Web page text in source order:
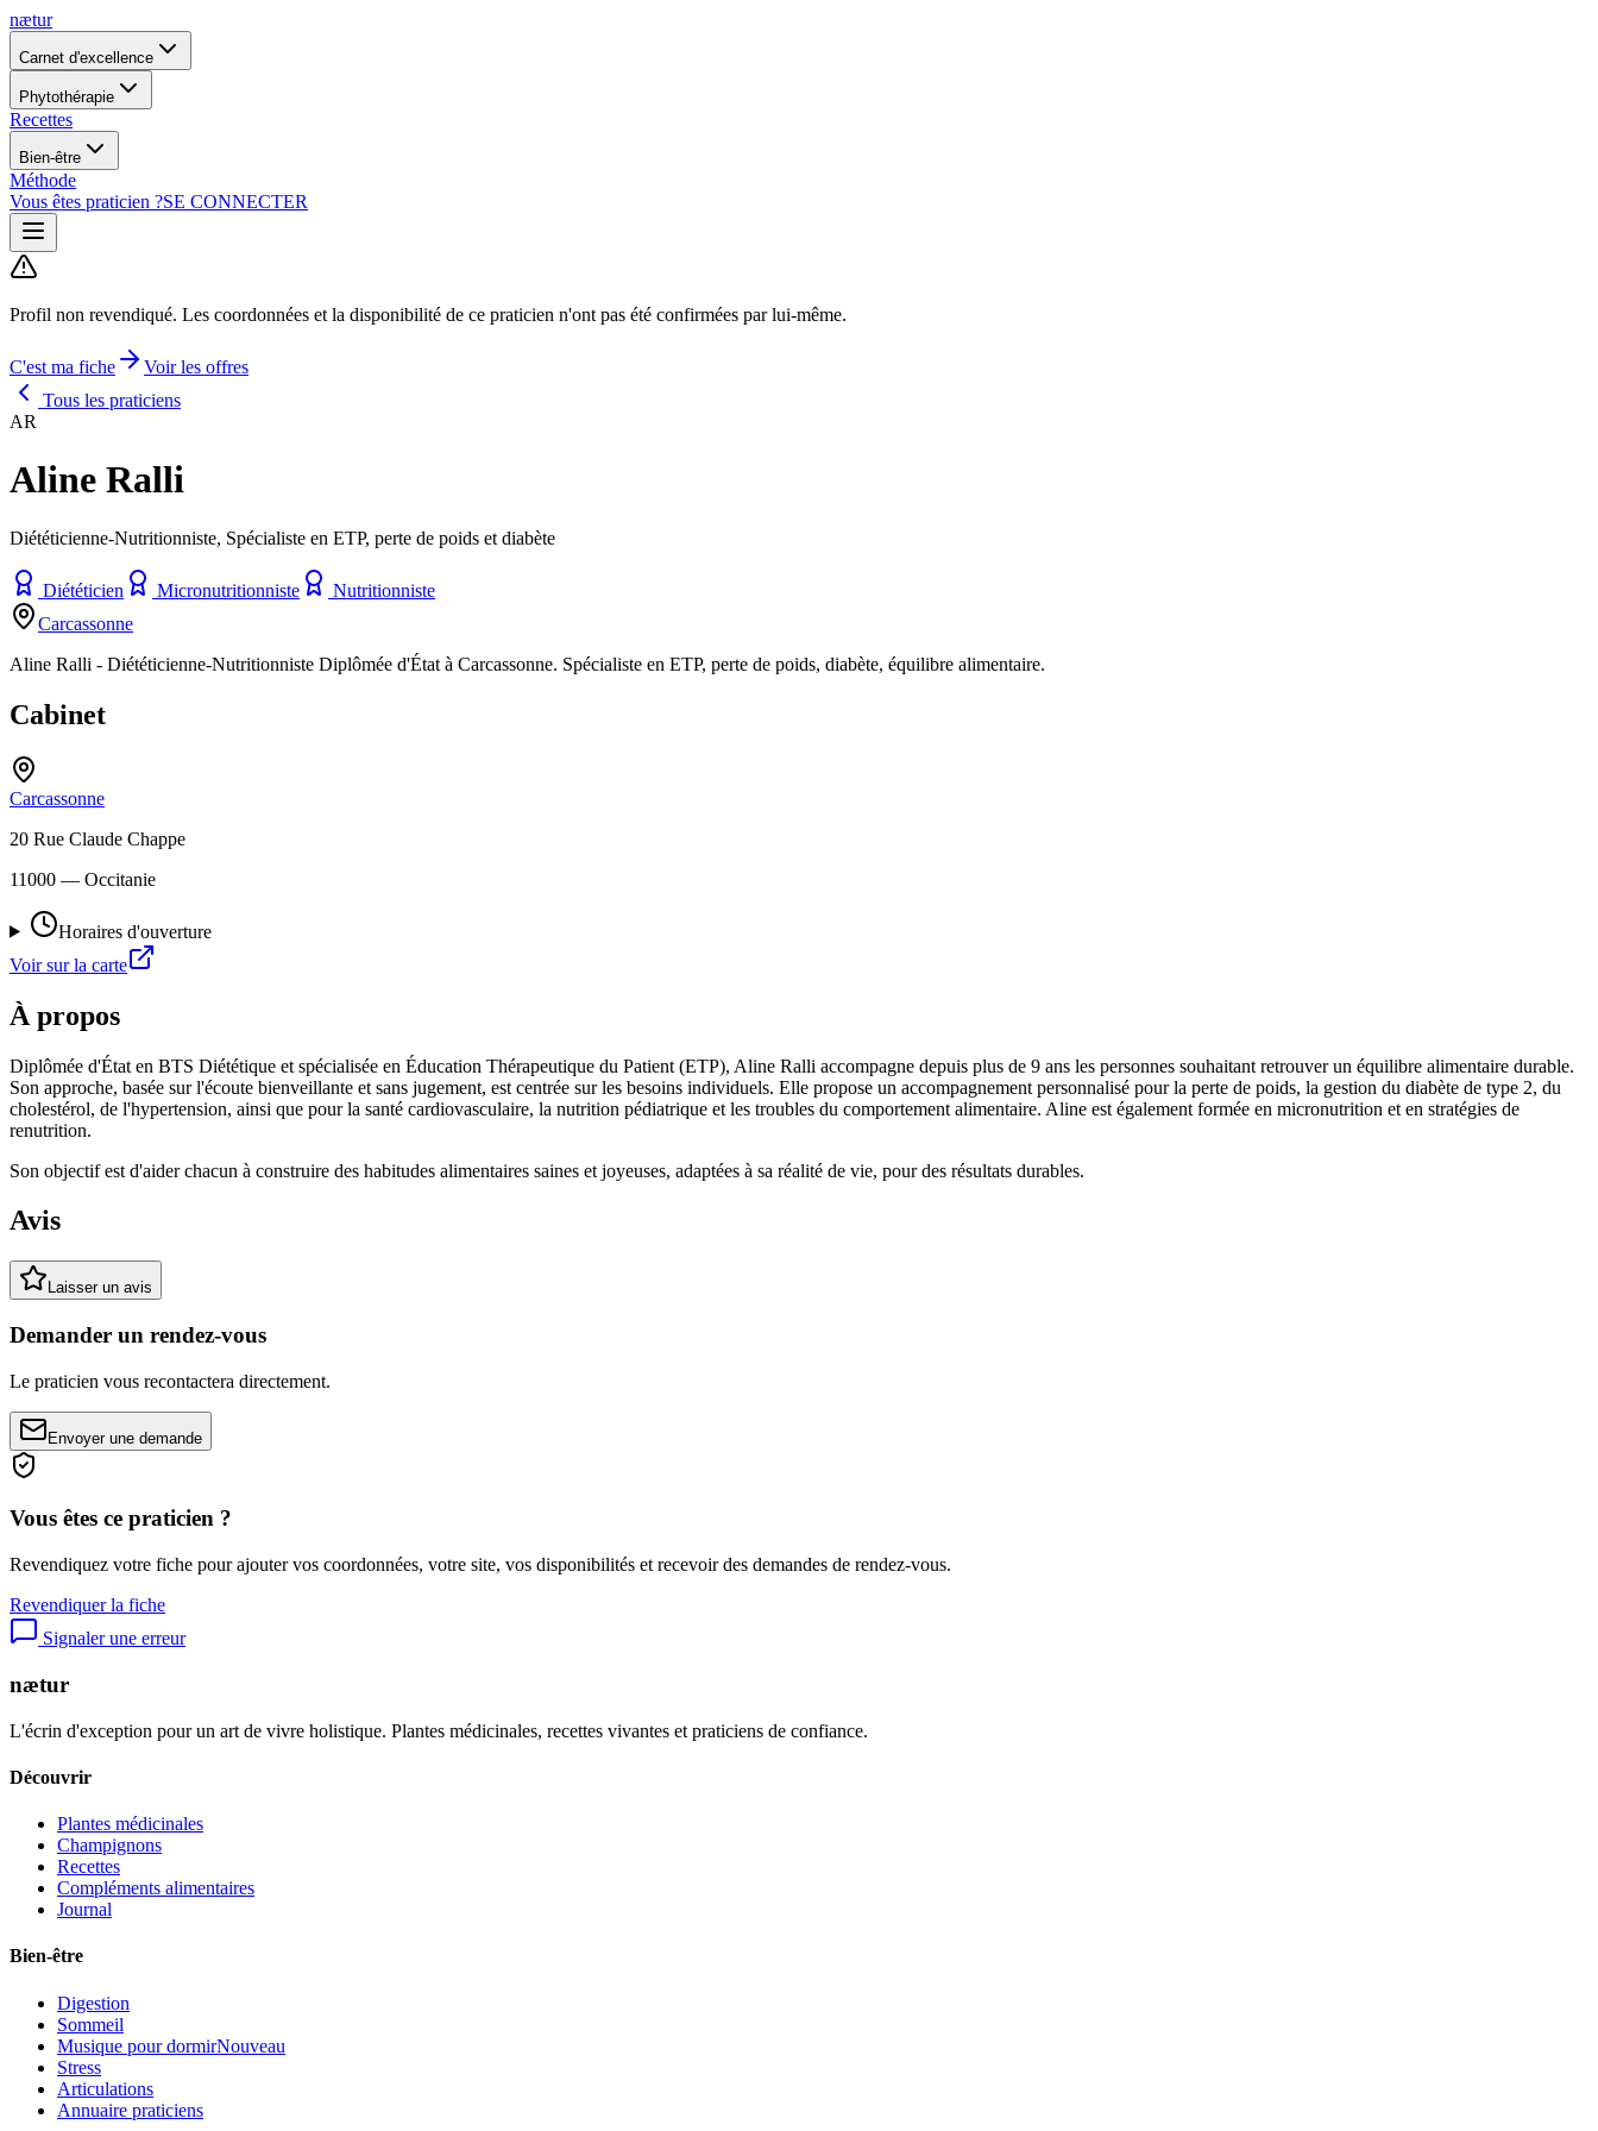
nætur
Carnet d'excellence
Phytothérapie
Recettes
Bien-être
Méthode
Vous êtes praticien ?SE CONNECTER
Profil non revendiqué. Les coordonnées et la disponibilité de ce praticien n'ont pas été confirmées par lui-même.
C'est ma fiche
Voir les offres
Tous les praticiens
AR
Aline Ralli
Diététicienne-Nutritionniste, Spécialiste en ETP, perte de poids et diabète
Diététicien Micronutritionniste
Nutritionniste
Carcassonne
Aline Ralli - Diététicienne-Nutritionniste Diplômée d'État à Carcassonne. Spécialiste en ETP, perte de poids, diabète, équilibre alimentaire.
Cabinet
Carcassonne
20 Rue Claude Chappe
11000 — Occitanie
Horaires d'ouverture
Voir sur la carte
À propos
Diplômée d'État en BTS Diététique et spécialisée en Éducation Thérapeutique du Patient (ETP), Aline Ralli accompagne depuis plus de 9 ans les personnes souhaitant retrouver un équilibre alimentaire durable.
Son approche, basée sur l'écoute bienveillante et sans jugement, est centrée sur les besoins individuels. Elle propose un accompagnement personnalisé pour la perte de poids, la gestion du diabète de type 2, du
cholestérol, de l'hypertension, ainsi que pour la santé cardiovasculaire, la nutrition pédiatrique et les troubles du comportement alimentaire. Aline est également formée en micronutrition et en stratégies de
renutrition.
Son objectif est d'aider chacun à construire des habitudes alimentaires saines et joyeuses, adaptées à sa réalité de vie, pour des résultats durables.
Avis
Laisser un avis
Demander un rendez-vous
Le praticien vous recontactera directement.
Envoyer une demande
Vous êtes ce praticien ?
Revendiquez votre fiche pour ajouter vos coordonnées, votre site, vos disponibilités et recevoir des demandes de rendez-vous.
Revendiquer la fiche
Signaler une erreur
nætur
L'écrin d'exception pour un art de vivre holistique. Plantes médicinales, recettes vivantes et praticiens de confiance.
Découvrir
Plantes médicinales
Champignons
Recettes
Compléments alimentaires
Journal
Bien-être
Digestion
Sommeil
Musique pour dormirNouveau
Stress
Articulations
Annuaire praticiens